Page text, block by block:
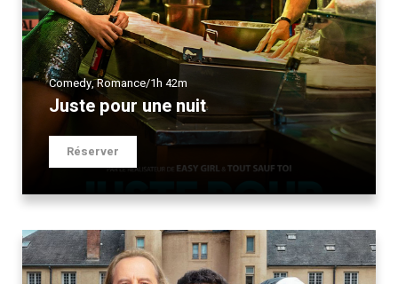
Comedy,Romance/1h 42m
Juste pour une nuit
Réserver